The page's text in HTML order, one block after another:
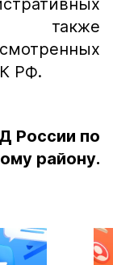
а также
РФ.
России по
району.